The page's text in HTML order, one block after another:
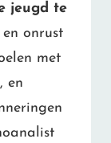
jeugd te
en onrust
met
en